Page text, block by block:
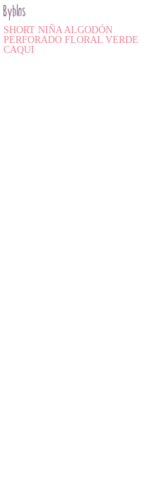
Byblos
SHORT NIÑA ALGODÓN
PERFORADO FLORAL VERDE
CAQUI